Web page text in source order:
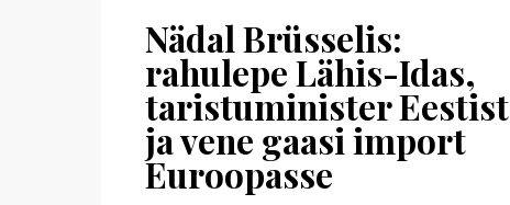
Nädal Brüsselis:
rahulepe Lähis-Idas,
taristuminister Eestist
ja vene gaasi import
Euroopasse